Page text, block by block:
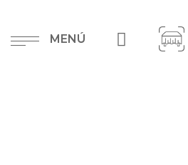
MENÚ